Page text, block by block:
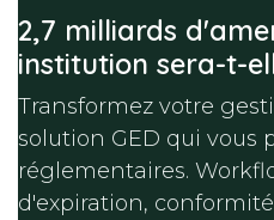
2,7 milliards
institution sera-t-
Transformez votre
solution GED qui vous
réglementaires.
d'expiration,